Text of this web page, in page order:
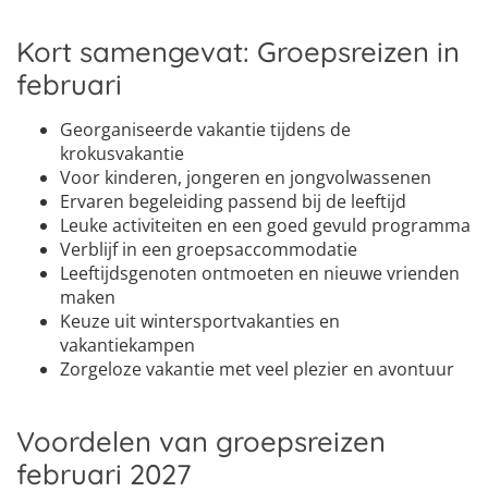
Kort samengevat: Groepsreizen in
februari
Georganiseerde vakantie tijdens de
krokusvakantie
Voor kinderen, jongeren en jongvolwassenen
Ervaren begeleiding passend bij de leeftijd
Leuke activiteiten en een goed gevuld programma
Verblijf in een groepsaccommodatie
Leeftijdsgenoten ontmoeten en nieuwe vrienden
maken
Keuze uit wintersportvakanties en
vakantiekampen
Zorgeloze vakantie met veel plezier en avontuur
Voordelen van groepsreizen
februari 2027